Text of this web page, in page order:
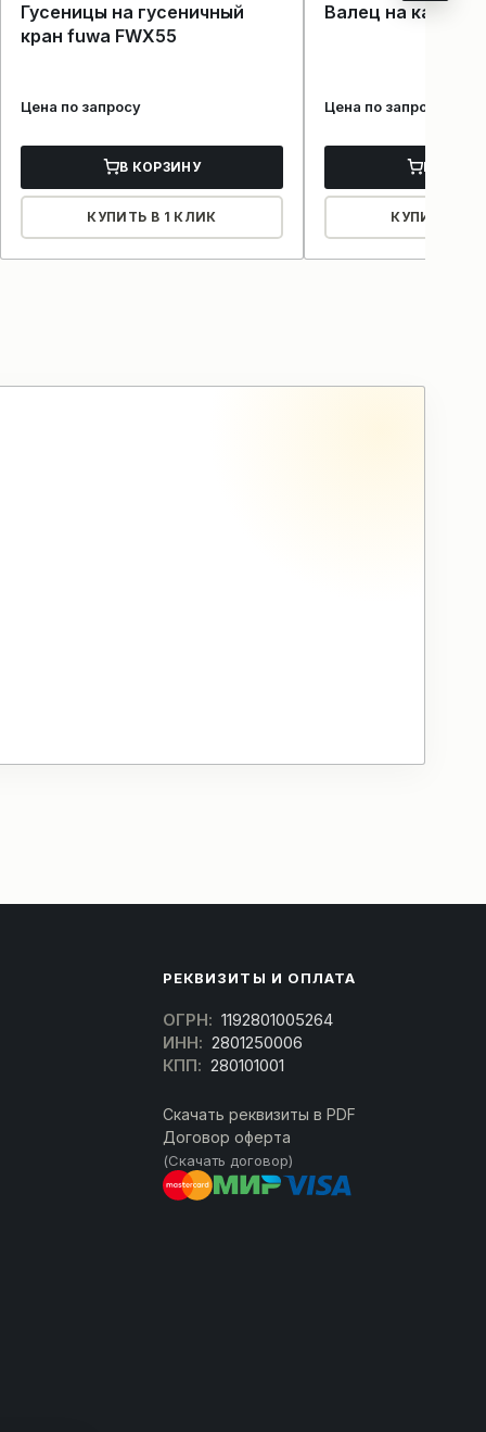
Гусеницы на гусеничный
кран fuwa FWX55
Цена по запросу
В КОРЗИНУ
КУПИТЬ В 1 КЛИК
Валец на каток
Цена по запросу
В
КУПИТЬ В 1
РЕКВИЗИТЫ И ОПЛАТА
ОГРН: 1192801005264
ИНН: 2801250006
КПП: 280101001
Скачать реквизиты в PDF
Договор оферта
(Скачать договор)